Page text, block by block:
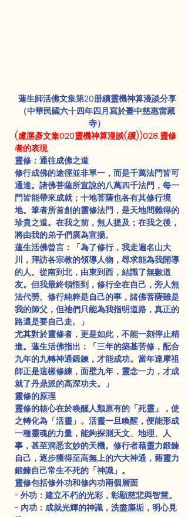
蓮生師活佛文集第20册續靈機神算漫談分享
（中華民國六十四年四月寫於臺中慈惠雷藏
寺）
(盧勝彥文集020靈機神算漫談(續))028.靈修
者的表現
靈修：通往成佛之道
修行成佛的途徑並非單一，而是千萬法門皆可
通達。諸佛菩薩所宣說的八萬四千法門，每一
門皆能帶來成就；十地菩薩也各有其修行境
地。筆者所首創的靈修法門，是天地間難得的
珍貴之道。在我之前，無人提及；在我之後，
將由我的弟子們廣為宣揚。
蓮生活佛曾言：「為了修行，我走遍名山大
川，拜訪各宗教的領導人物，尋求能為我開導
的人。從南到北，由東到西，結識了無數道
友。但我最終領悟到，修行全在自己，旁人無
法代勞。修行純粹是自己的事，諸佛菩薩雖是
我的師父，但祂們只能為我指明道路，真正的
路還是要自己走。」
尤其對於靈修者，更是如此，不能一刻停止精
進。蓮生活佛指出：「三年的築基苦修，配合
九年的九轉神通鍛鍊，才能成功。當年達摩祖
師正是這樣修練，面壁九年，靈念一力，才成
就了丹鼎派的高深功夫。」
靈修的原理
靈修的核心在於喚醒人類原有的「死靈」，使
之轉化為「活靈」。活靈一旦喚醒，便能形成
一種靈魂的力量，能夠探測天文、地理、人
事，甚至洞悉玄妙的天機。修行者藉靈力鍛鍊
自己，逐步獲得至高無上的六大神通，藉靈力
鍛鍊自己常生不死的「神識」。
靈修包括修外功和修內功兩個層面
- 外功：建立不朽的光彩，彰顯慈悲與智慧。
- 內功：成就光輝的神識，洗盡塵垢，明心見